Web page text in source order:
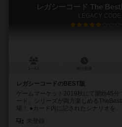
レガシーコード The
LEGACY
レガシーコードのBEST版
ゲームマーケット2019秋にて開始45分
ード」シリーズが両方楽しめる
場！ ●カード内に記されたシナリオを...